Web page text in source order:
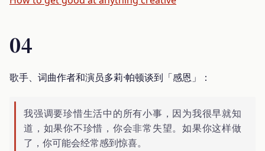
04
歌手、词曲作者和演员多莉·帕顿谈到「感恩」：
我强调要珍惜生活中的所有小事，因为我很早就知
道，如果你不珍惜，你会非常失望。如果你这样做
了，你可能会经常感到惊喜。